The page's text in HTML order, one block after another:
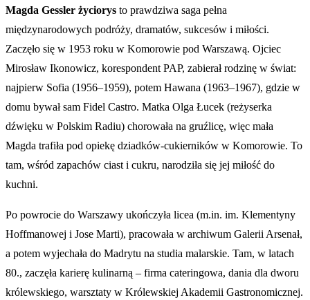
Magda Gessler życiorys to prawdziwa saga pełna
międzynarodowych podróży, dramatów, sukcesów i miłości.
Zaczęło się w 1953 roku w Komorowie pod Warszawą. Ojciec
Mirosław Ikonowicz, korespondent PAP, zabierał rodzinę w świat:
najpierw Sofia (1956–1959), potem Hawana (1963–1967), gdzie w
domu bywał sam Fidel Castro. Matka Olga Łucek (reżyserka
dźwięku w Polskim Radiu) chorowała na gruźlicę, więc mała
Magda trafiła pod opiekę dziadków-cukierników w Komorowie. To
tam, wśród zapachów ciast i cukru, narodziła się jej miłość do
kuchni.
Po powrocie do Warszawy ukończyła licea (m.in. im. Klementyny
Hoffmanowej i Jose Marti), pracowała w archiwum Galerii Arsenał,
a potem wyjechała do Madrytu na studia malarskie. Tam, w latach
80., zaczęła karierę kulinarną – firma cateringowa, dania dla dworu
królewskiego, warsztaty w Królewskiej Akademii Gastronomicznej.